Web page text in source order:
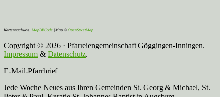
Kartennachweis: MapBBCode | Map © OpenStreetMap
Copyright © 2026 · Pfarreiengemeinschaft Göggingen-Inningen.
Impressum & Datenschutz.
E-Mail-Pfarrbrief
Jede Woche Neues aus Ihren Gemeinden St. Georg & Michael, St.